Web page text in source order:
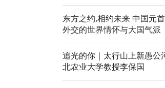
东方之约,相约未来 中国元首
外交的世界情怀与大国气派
追光的你｜太行山上新愚公
北农业大学教授李保国